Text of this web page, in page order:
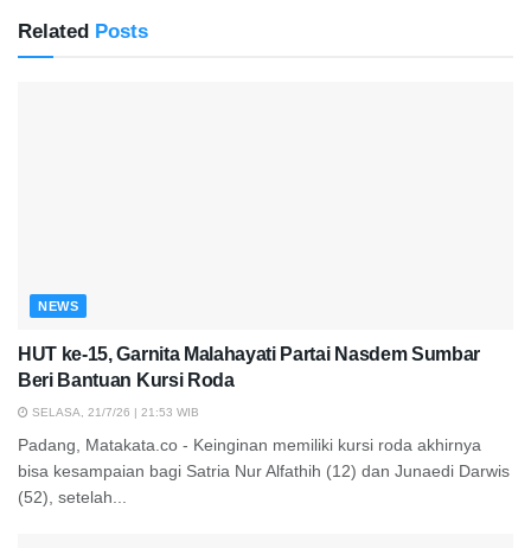
Related Posts
NEWS
HUT ke-15, Garnita Malahayati Partai Nasdem Sumbar
Beri Bantuan Kursi Roda
SELASA, 21/7/26 | 21:53 WIB
Padang, Matakata.co - Keinginan memiliki kursi roda akhirnya
bisa kesampaian bagi Satria Nur Alfathih (12) dan Junaedi Darwis
(52), setelah...